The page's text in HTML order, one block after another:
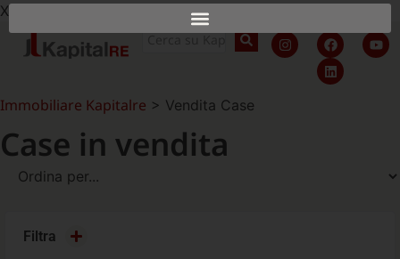
X
Immobiliare Kapitalre > Vendita Case
Case in vendita
Filtra